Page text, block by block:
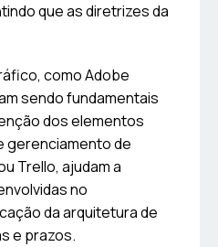
que as diretrizes da
como Adobe
sendo fundamentais
dos elementos
gerenciamento de
Trello, ajudam a
no
da arquitetura de
e prazos.